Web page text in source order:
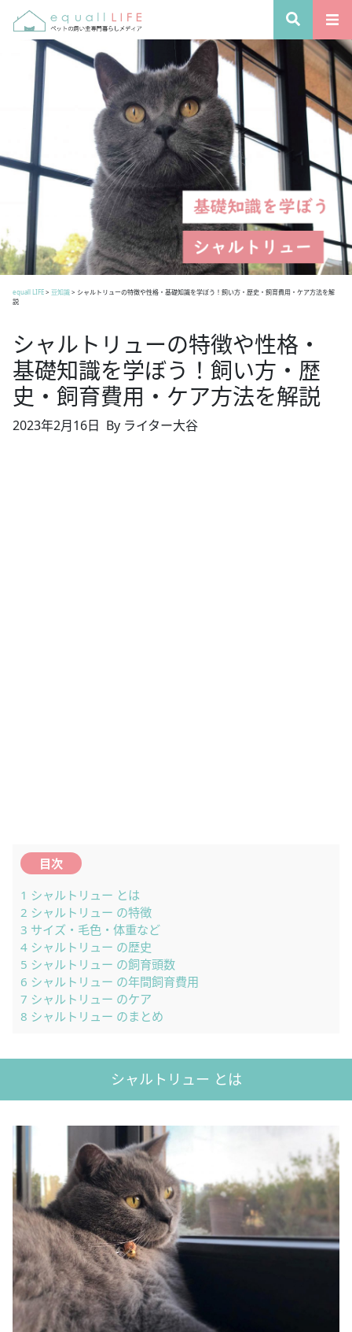
equall LIFE> 豆知識> シャルトリューの特徴や性格・基礎知識を学ぼう！飼い方・歴史・飼育費用・ケア方法を解
説
シャルトリューの特徴や性格・
基礎知識を学ぼう！飼い方・歴
史・飼育費用・ケア方法を解説
2023年2月16日 By ライター大谷
目次
1 シャルトリュー とは
2 シャルトリュー の特徴
3 サイズ・毛色・体重など
4 シャルトリュー の歴史
5 シャルトリュー の飼育頭数
6 シャルトリュー の年間飼育費用
7 シャルトリュー のケア
8 シャルトリュー のまとめ
シャルトリュー とは